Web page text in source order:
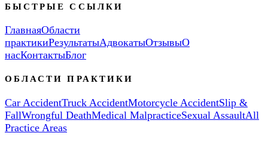
БЫСТРЫЕ ССЫЛКИ
ГлавнаяОбласти
практикиРезультатыАдвокатыОтзывыО
насКонтактыБлог
ОБЛАСТИ ПРАКТИКИ
Car AccidentTruck AccidentMotorcycle AccidentSlip &
FallWrongful DeathMedical MalpracticeSexual AssaultAll
Practice Areas